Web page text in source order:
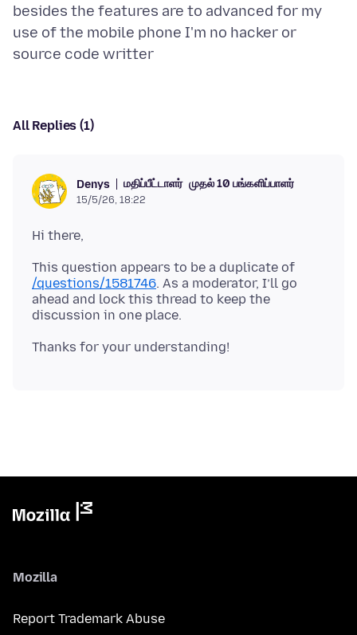
besides the features are to advanced for my
use of the mobile phone I'm no hacker or
All Replies (1)
Denys மதிப்பீட்டாளர் முதல் 10 பங்களிப்பாளர்
15/5/26, 18:22
This question appears to be a duplicate of
/questions/1581746. As a moderator, I’ll go
ahead and lock this thread to keep the
Mozilla
Report Trademark Abuse